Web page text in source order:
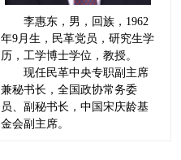
李惠东，男，回族，1962
年9月生，民革党员，研究生学
历，工学博士学位，教授。
现任民革中央专职副主席
兼秘书长，全国政协常务委
员、副秘书长，中国宋庆龄基
金会副主席。